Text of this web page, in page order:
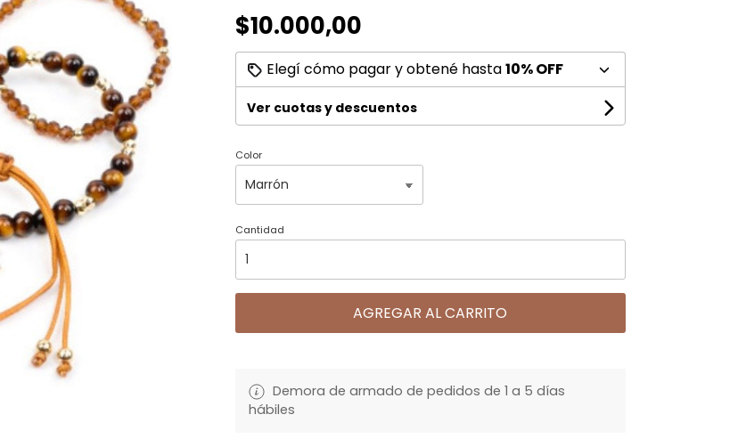
$10.000,00
Elegí cómo pagar y obtené hasta10% OFF
Ver cuotas y descuentos
Color
Cantidad
AGREGAR AL CARRITO
Demora de armado de pedidos de 1 a 5 días
hábiles